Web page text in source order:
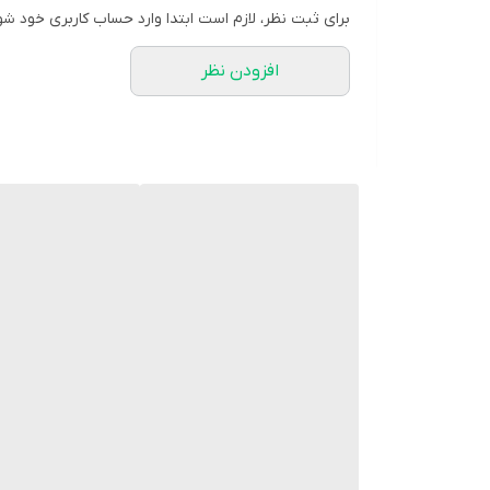
برای ثبت نظر، لازم است ابتدا وارد حساب کاربری خود
افزودن نظر